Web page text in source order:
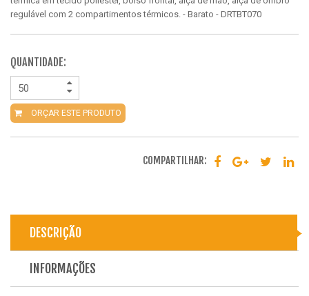
regulável com 2 compartimentos térmicos. - Barato - DRTBT070
QUANTIDADE:
ORÇAR ESTE PRODUTO
COMPARTILHAR:
DESCRIÇÃO
INFORMAÇÕES